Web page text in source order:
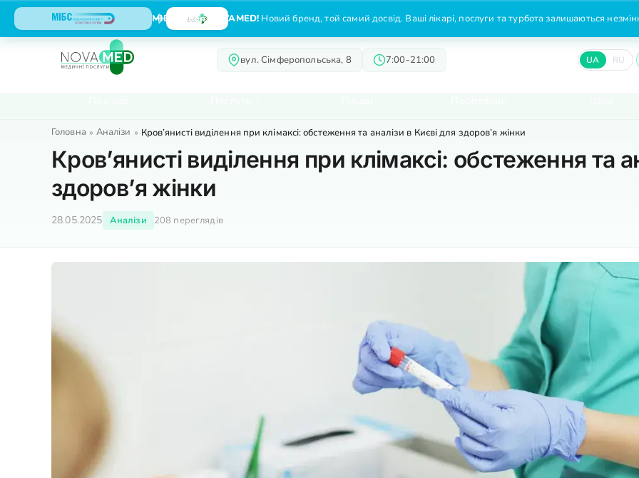
МІБС тепер NOVAMED! Новий бренд, той самий досвід. Ваші лікарі, послуги та турбота залишаються
вул. Сімферопольська, 8 7:00-21:00 UA RU
Головна » Аналізи » Кров’янисті виділення при клімаксі: обстеження та аналізи в Києві для здоров’я жінки
Кров’янисті виділення при клімаксі: обстеження та
здоров’я жінки
28.05.2025 Аналізи 208 переглядів